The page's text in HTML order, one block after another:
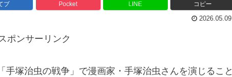
ブ Pocket LINE コピー
2026.05.09
スポンサーリンク
塚治虫の戦争」で漫画家・手塚治虫さんを演じること